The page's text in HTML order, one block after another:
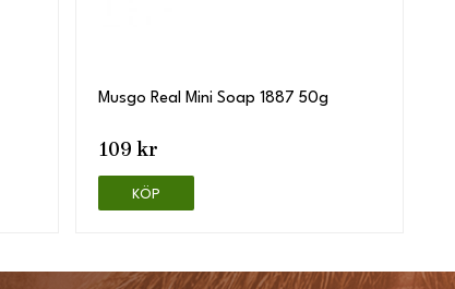
Musgo Real Mini Soap 1887 50g
109 kr
KÖP